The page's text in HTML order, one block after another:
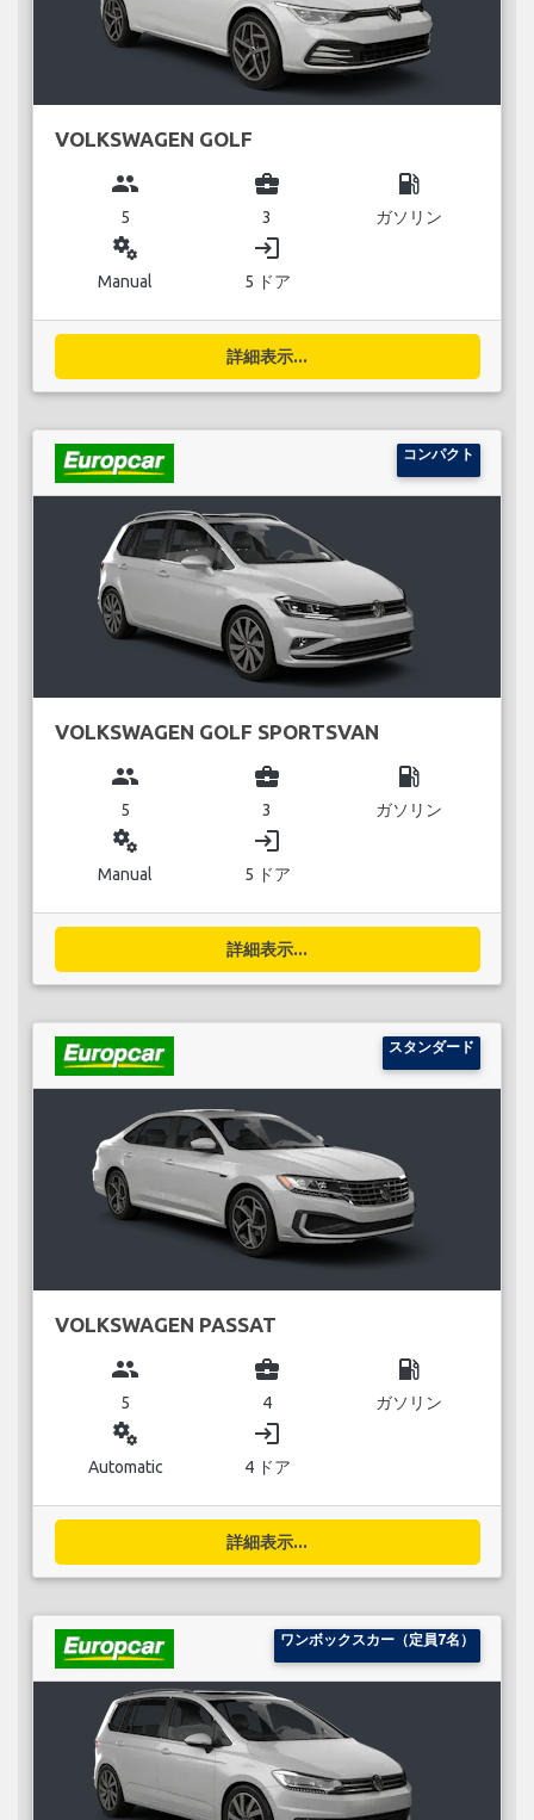
VOLKSWAGEN GOLF
group
5
business_center
3
local_gas_station
ガソリン
miscellaneous_services
Manual
login
5 ドア
詳細表示...
コンパクト
VOLKSWAGEN GOLF SPORTSVAN
group
5
business_center
3
local_gas_station
ガソリン
miscellaneous_services
Manual
login
5 ドア
詳細表示...
スタンダード
VOLKSWAGEN PASSAT
group
5
business_center
4
local_gas_station
ガソリン
miscellaneous_services
Automatic
login
4 ドア
詳細表示...
ワンボックスカー（定員7名）